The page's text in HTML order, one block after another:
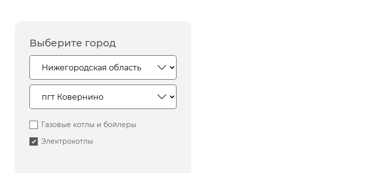
Выберите город
Газовые котлы и бойлеры
Электрокотлы